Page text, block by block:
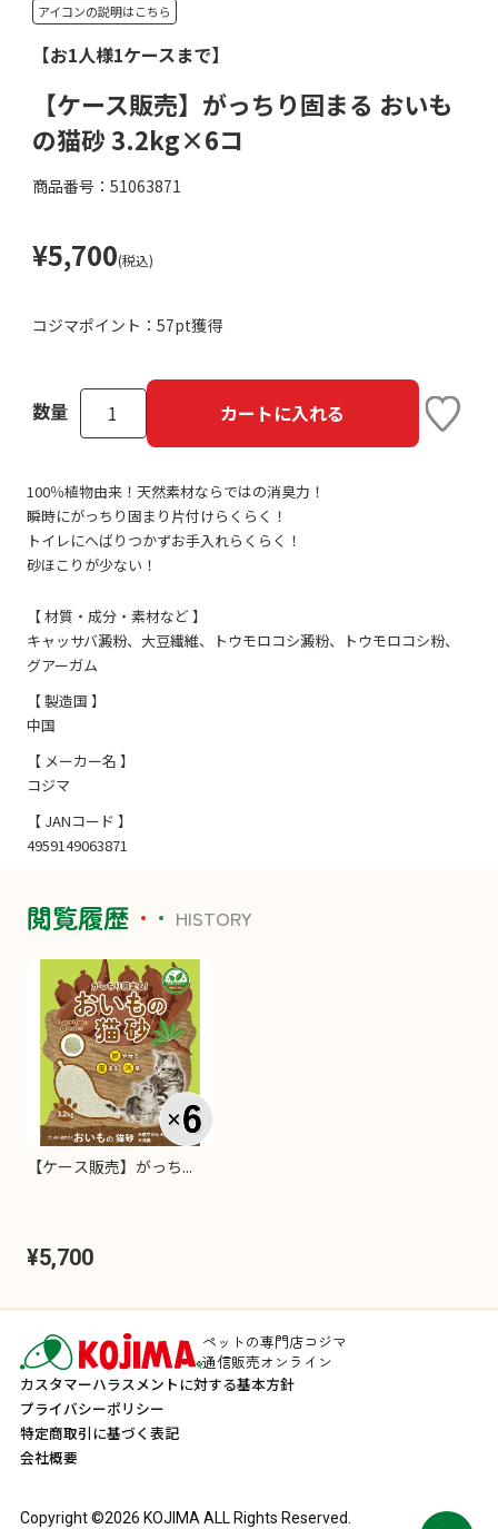
アイコンの説明はこちら
【お1人様1ケースまで】
【ケース販売】がっちり固まる おいも
の猫砂 3.2kg×6コ
商品番号：51063871
¥5,700(税込)
コジマポイント： 57pt獲得
数量 カートに入れる
100％植物由来！天然素材ならではの消臭力！
瞬時にがっちり固まり片付けらくらく！
トイレにへばりつかずお手入れらくらく！
砂ほこりが少ない！
【 材質・成分・素材など 】
キャッサバ澱粉、大豆繊維、トウモロコシ澱粉、トウモロコシ粉、
グアーガム
【 製造国 】
中国
【 メーカー名 】
コジマ
【 JANコード 】
4959149063871
閲覧履歴 HISTORY
【ケース販売】がっち...
¥5,700
ペットの専門店コジマ
通信販売オンライン
カスタマーハラスメントに対する基本方針
プライバシーポリシー
特定商取引に基づく表記
会社概要
Copyright ©2026 KOJIMA ALL Rights Reserved.